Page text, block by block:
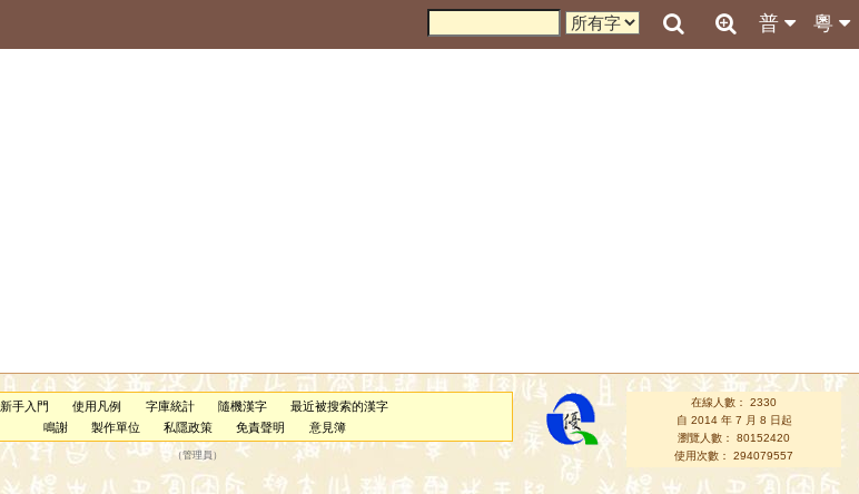
粵
普
新手入門 使用凡例 字庫統計 隨機漢字
最近被搜索的漢字
鳴謝
製作單位 私隱政策 免責聲明 意見簿
（管理員 ）
在線人數： 2330
自 2014 年 7 月 8 日起
瀏覽人數： 80152420
使用次數： 294079557